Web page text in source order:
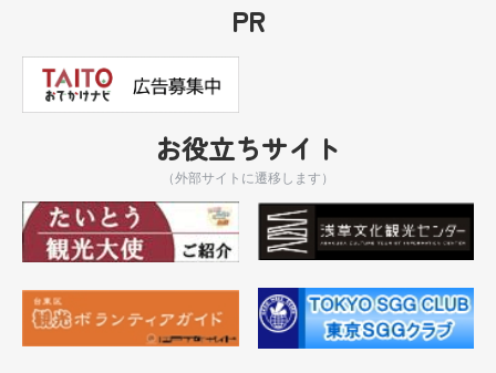
PR
お役立ちサイト
（外部サイトに遷移します）